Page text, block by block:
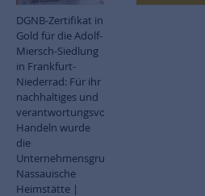
DGNB-Zertifikat in
Gold für die Adolf-
Miersch-Siedlung
in Frankfurt-
Niederrad: Für ihr
nachhaltiges und
verantwortungsvolles
Handeln wurde
die
Unternehmensgruppe
Nassauische
Heimstätte |